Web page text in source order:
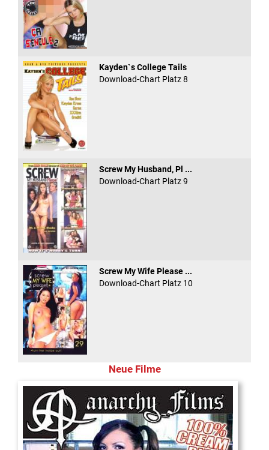
Kayden`s College Tails
Download-Chart Platz 8
Screw My Husband, Pl ...
Download-Chart Platz 9
Screw My Wife Please ...
Download-Chart Platz 10
Neue Filme